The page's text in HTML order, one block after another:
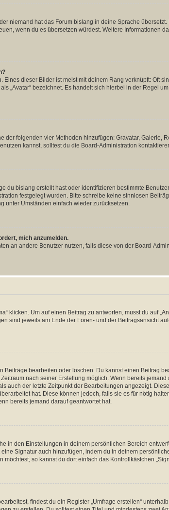
niemand hat das Forum bislang in deine Sprache
wenn du es übersetzen würdest. Weitere Informationen
dieser Bilder ist meist mit deinem Rang verknüpft: Oft
„Avatar“ bezeichnet. Es handelt sich hierbei in der Regel
der folgenden vier Methoden hinzufügen: Gravatar, Galerie,
kannst, solltest du die Board-Administration
du bislang erstellt hast oder identifizieren bestimmte
festgelegt wurden. Bitte schreibe keine sinnlosen
unter Umständen einfach wieder zurücksetzen.
mich anzumelden.
an andere Benutzer nutzen, falls diese von der Board-
klicken. Um auf einen Beitrag zu antworten, musst du auf
sind jeweils am Ende der Foren- und der Beitragsansicht
bearbeiten oder löschen. Du kannst einen Beitrag
nach seiner Erstellung möglich. Wenn bereits
auch der letzte Zeitpunkt der Bearbeitungen angezeigt.
hat. Diese können jedoch, falls sie es für nötig
bereits jemand darauf geantwortet hat.
in den Einstellungen in deinem persönlichen Bereich
Signatur auch hinzufügen, indem du in deinem
so kannst du dort einfach das Kontrollkästchen
findest du ein Register „Umfrage erstellen“